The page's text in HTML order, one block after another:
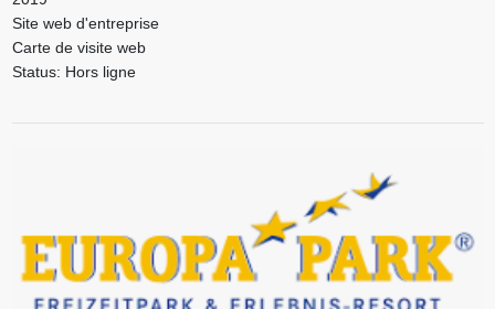
Site web d'entreprise
Carte de visite web
Status: Hors ligne